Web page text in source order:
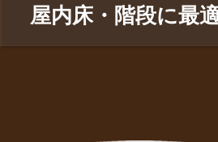
屋内床・階段に最